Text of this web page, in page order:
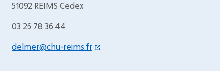
51092 REIMS Cedex
03 26 78 36 44
delmer@chu-reims.fr